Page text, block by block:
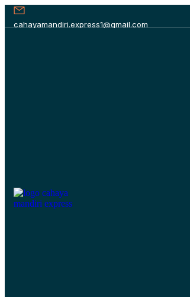
cahayamandiri.express1@gmail.com